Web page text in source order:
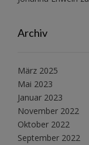
Archiv
März 2025
Mai 2023
Januar 2023
November 2022
Oktober 2022
September 2022